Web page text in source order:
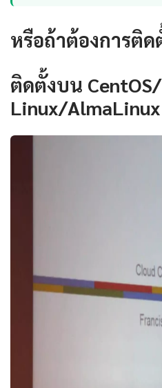
หรือถ้าต้องการติ
ติดตั้งบน
Linux/AlmaLinux